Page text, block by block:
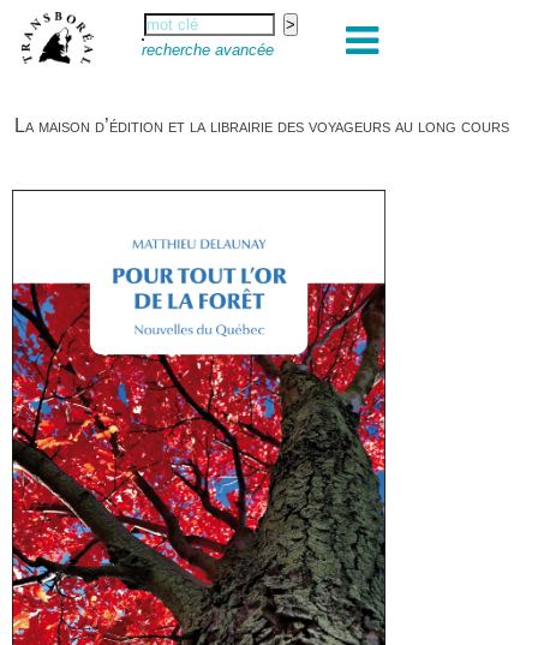
recherche avancée
La maison d’édition et la librairie des voyageurs au long cours